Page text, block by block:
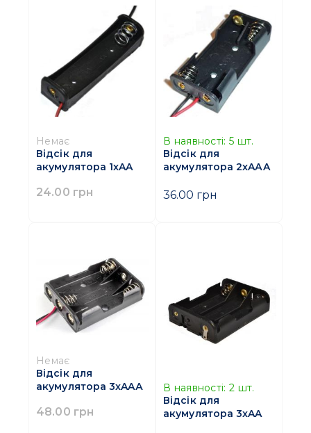
Немає
Відсік для
акумулятора 1xAA
24.00 грн
В наявності: 5 шт.
Відсік для
акумулятора 2xAАA
36.00 грн
Немає
Відсік для
акумулятора 3xAAА
48.00 грн
В наявності: 2 шт.
Відсік для
акумулятора 3xAA